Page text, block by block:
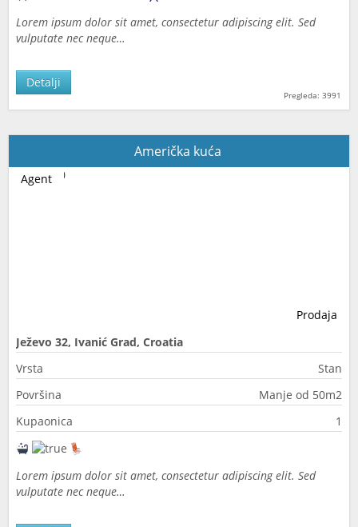
Lorem ipsum dolor sit amet, consectetur adipiscing elit. Sed
vulputate nec neque…
Pregleda: 3991
Detalji
Američka kuća
Prodaja
Agent
Ježevo 32, Ivanić Grad, Croatia
Vrsta
Stan
Površina
Manje od 50m2
Kupaonica
1
Lorem ipsum dolor sit amet, consectetur adipiscing elit. Sed
vulputate nec neque…